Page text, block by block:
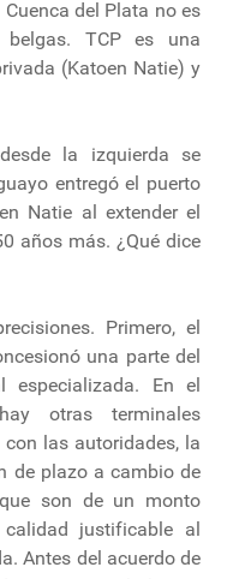
del Plata no es
TCP es una
(Katoen Natie) y
la izquierda se
entregó el puerto
Natie al extender el
años más. ¿Qué dice
Primero, el
una parte del
En el
otras terminales
las autoridades, la
de plazo a cambio de
son de un monto
justificable al
Antes del acuerdo de